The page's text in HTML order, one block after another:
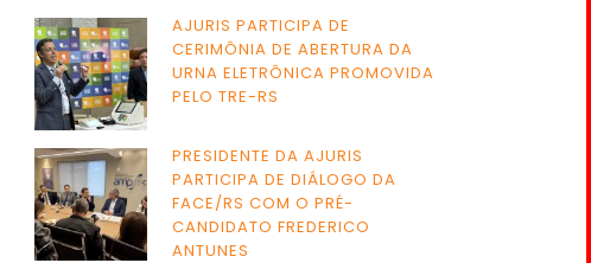
AJURIS PARTICIPA DE
CERIMÔNIA DE ABERTURA DA
URNA ELETRÔNICA PROMOVIDA
PELO TRE-RS
PRESIDENTE DA AJURIS
PARTICIPA DE DIÁLOGO DA
FACE/RS COM O PRÉ-
CANDIDATO FREDERICO
ANTUNES